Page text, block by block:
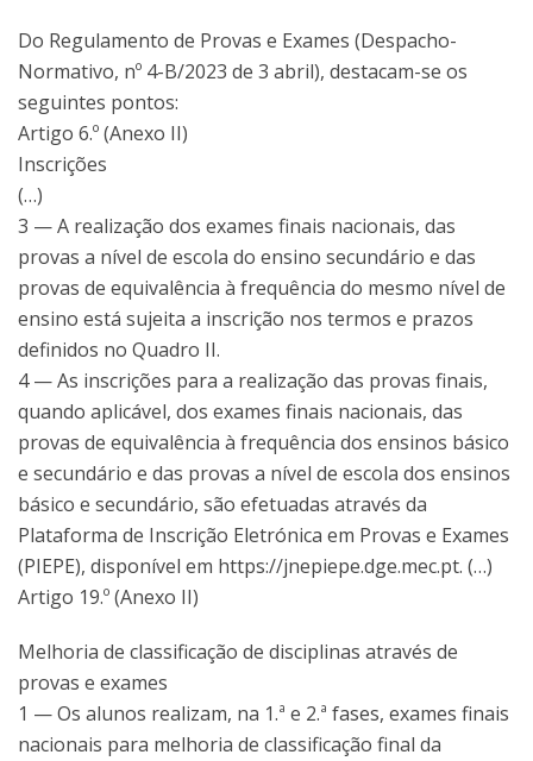
Do Regulamento de Provas e Exames (Despacho-
Normativo, nº 4-B/2023 de 3 abril), destacam-se os
seguintes pontos:
Artigo 6.º (Anexo II)
Inscrições
(…)
3 — A realização dos exames finais nacionais, das
provas a nível de escola do ensino secundário e das
provas de equivalência à frequência do mesmo nível de
ensino está sujeita a inscrição nos termos e prazos
definidos no Quadro II.
4 — As inscrições para a realização das provas finais,
quando aplicável, dos exames finais nacionais, das
provas de equivalência à frequência dos ensinos básico
e secundário e das provas a nível de escola dos ensinos
básico e secundário, são efetuadas através da
Plataforma de Inscrição Eletrónica em Provas e Exames
(PIEPE), disponível em https://jnepiepe.dge.mec.pt. (…)
Artigo 19.º (Anexo II)
Melhoria de classificação de disciplinas através de
provas e exames
1 — Os alunos realizam, na 1.ª e 2.ª fases, exames finais
nacionais para melhoria de classificação final da